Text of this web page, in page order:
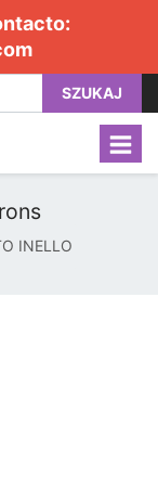
SZUKAJ
INELLO